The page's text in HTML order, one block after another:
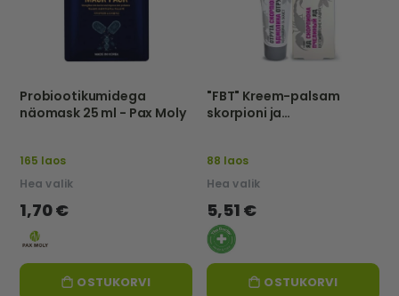
Probiootikumidega
näomask 25 ml - Pax Moly
165 laos
Hea valik
1,70 €
OSTUKORVI
"FBT" Kreem-palsam
skorpioni ja
88 laos
Hea valik
5,51 €
OSTUKORVI